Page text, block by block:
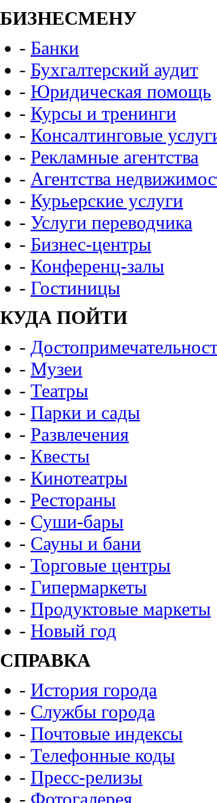
БИЗНЕСМЕНУ
- Банки
- Бухгалтерский аудит
- Юридическая помощь
- Курсы и тренинги
- Консалтинговые
- Рекламные агентства
- Агентства
- Курьерские услуги
- Услуги переводчика
- Бизнес-центры
- Конференц-залы
- Гостиницы
КУДА ПОЙТИ
-
- Музеи
- Театры
- Парки и сады
- Развлечения
- Квесты
- Кинотеатры
- Рестораны
- Суши-бары
- Сауны и бани
- Торговые центры
- Гипермаркеты
- Продуктовые маркеты
- Новый год
СПРАВКА
- История города
- Службы города
- Почтовые индексы
- Телефонные коды
- Пресс-релизы